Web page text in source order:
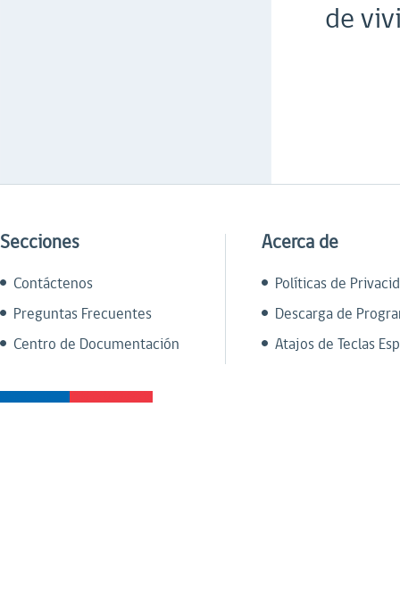
de
Secciones
Contáctenos
Preguntas Frecuentes
Centro de Documentación
Acerca de
Políticas de
Descarga de
Atajos de Teclas